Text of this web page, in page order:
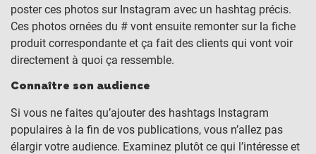
poster ces photos sur Instagram avec un hashtag précis.
Ces photos ornées du # vont ensuite remonter sur la fiche
produit correspondante et ça fait des clients qui vont voir
directement à quoi ça ressemble.
Connaître son audience
Si vous ne faites qu’ajouter des hashtags Instagram
populaires à la fin de vos publications, vous n’allez pas
élargir votre audience. Examinez plutôt ce qui l’intéresse et